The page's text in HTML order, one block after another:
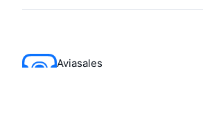
Aviasales